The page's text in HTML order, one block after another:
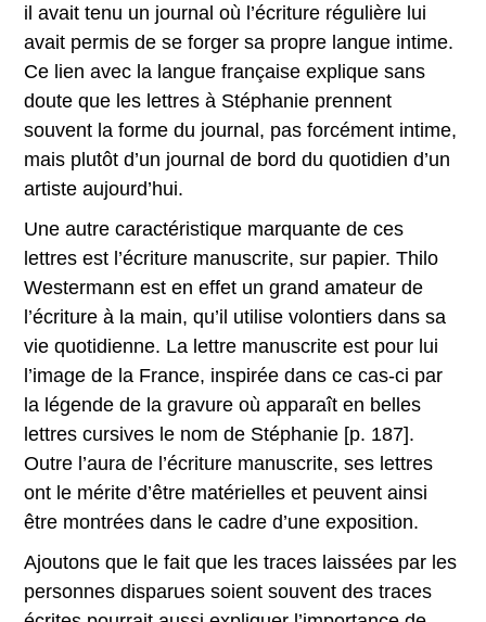
il avait tenu un journal où l’écriture régulière lui
avait permis de se forger sa propre langue intime.
Ce lien avec la langue française explique sans
doute que les lettres à Stéphanie prennent
souvent la forme du journal, pas forcément intime,
mais plutôt d’un journal de bord du quotidien d’un
artiste aujourd’hui.
Une autre caractéristique marquante de ces
lettres est l’écriture manuscrite, sur papier. Thilo
Westermann est en effet un grand amateur de
l’écriture à la main, qu’il utilise volontiers dans sa
vie quotidienne. La lettre manuscrite est pour lui
l’image de la France, inspirée dans ce cas-ci par
la légende de la gravure où apparaît en belles
lettres cursives le nom de Stéphanie [p. 187].
Outre l’aura de l’écriture manuscrite, ses lettres
ont le mérite d’être matérielles et peuvent ainsi
être montrées dans le cadre d’une exposition.
Ajoutons que le fait que les traces laissées par les
personnes disparues soient souvent des traces